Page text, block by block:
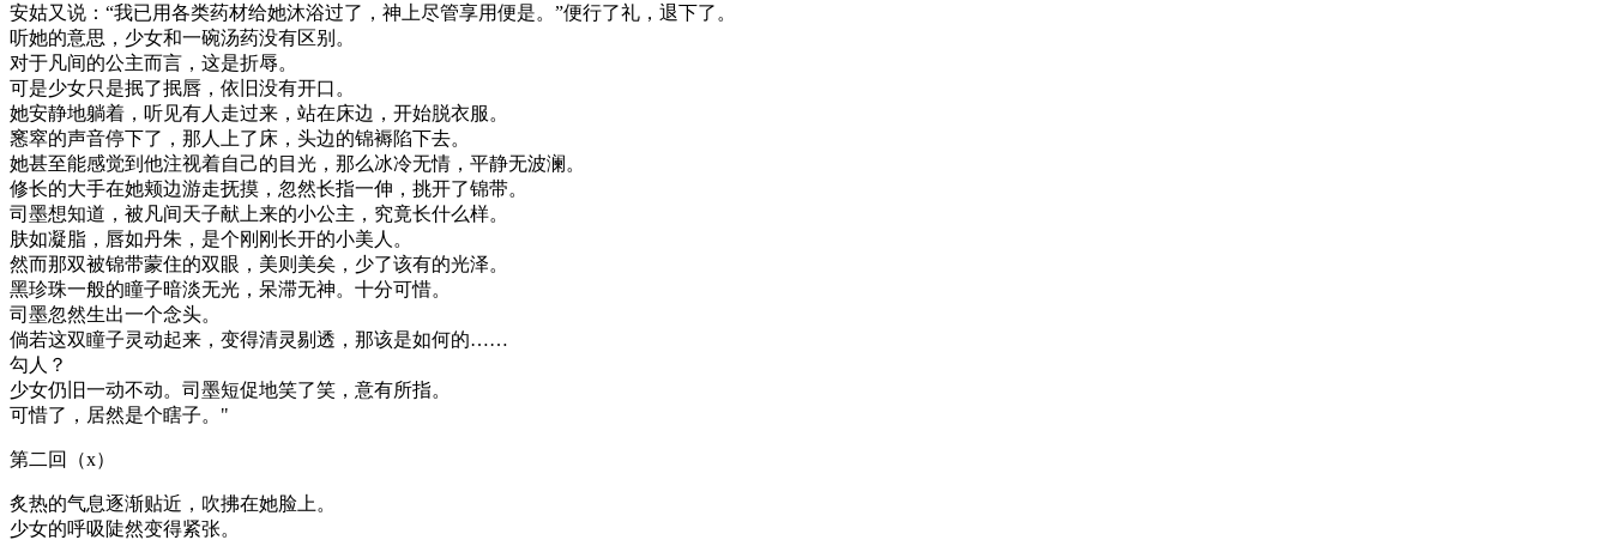
安姑又说：“我已用各类药材给她沐浴过了，神上尽管享用便是。”便行了礼，退下了。
听她的意思，少女和一碗汤药没有区别。
对于凡间的公主而言，这是折辱。
可是少女只是抿了抿唇，依旧没有开口。
她安静地躺着，听见有人走过来，站在床边，开始脱衣服。
窸窣的声音停下了，那人上了床，头边的锦褥陷下去。
她甚至能感觉到他注视着自己的目光，那么冰冷无情，平静无波澜。
修长的大手在她颊边游走抚摸，忽然长指一伸，挑开了锦带。
司墨想知道，被凡间天子献上来的小公主，究竟长什么样。
肤如凝脂，唇如丹朱，是个刚刚长开的小美人。
然而那双被锦带蒙住的双眼，美则美矣，少了该有的光泽。
黑珍珠一般的瞳子暗淡无光，呆滞无神。十分可惜。
司墨忽然生出一个念头。
倘若这双瞳子灵动起来，变得清灵剔透，那该是如何的……
勾人？
少女仍旧一动不动。司墨短促地笑了笑，意有所指。
可惜了，居然是个瞎子。"
第二回（x）
炙热的气息逐渐贴近，吹拂在她脸上。
少女的呼吸陡然变得紧张。